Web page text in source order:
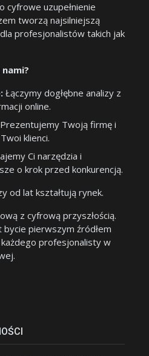
cyfrowe uzupełnienie
tworzą najsilniejszą
profesjonalistów takich jak
Łączymy dogłębne analizy z
online.
Prezentujemy Twoją firmę i
klienci.
Ci narzędzia i
o krok przed konkurencją.
od lat kształtują rynek.
z cyfrową przyszłością.
pierwszym źródłem
profesjonalisty w